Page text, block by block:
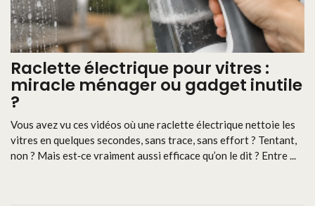
Raclette électrique pour vitres :
miracle ménager ou gadget inutile
?
Vous avez vu ces vidéos où une raclette électrique nettoie les
vitres en quelques secondes, sans trace, sans effort ? Tentant,
non ? Mais est‑ce vraiment aussi efficace qu’on le dit ? Entre ...